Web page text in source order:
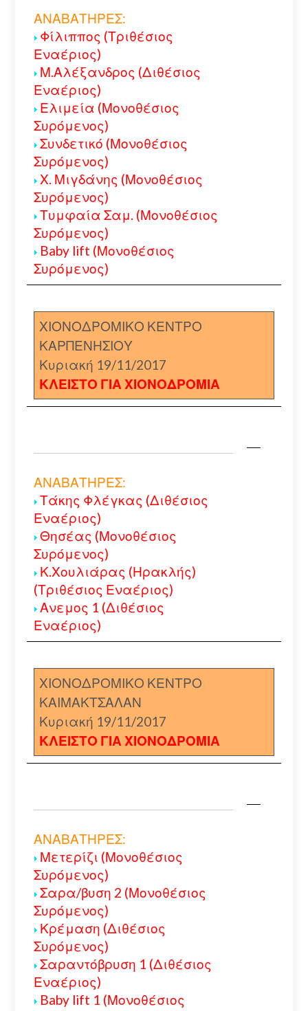
ΑΝΑΒΑΤΗΡΕΣ:
Φίλιππος (Τριθέσιος
Εναέριος)
Μ.Αλέξανδρος (Διθέσιος
Εναέριος)
Ελιμεία (Μονοθέσιος
Συρόμενος)
Συνδετικό (Μονοθέσιος
Συρόμενος)
Χ. Μιγδάνης (Μονοθέσιος
Συρόμενος)
Τυμφαία Σαμ. (Μονοθέσιος
Συρόμενος)
Baby lift (Μονοθέσιος
Συρόμενος)
ΧΙΟΝΟΔΡΟΜΙΚΟ ΚΕΝΤΡΟ
ΚΑΡΠΕΝΗΣΙΟΥ
Κυριακή 19/11/2017
ΚΛΕΙΣΤΟ ΓΙΑ ΧΙΟΝΟΔΡΟΜΙΑ
ΑΝΑΒΑΤΗΡΕΣ:
Τάκης Φλέγκας (Διθέσιος
Εναέριος)
Θησέας (Μονοθέσιος
Συρόμενος)
Κ.Χουλιάρας (Ηρακλής)
(Τριθέσιος Εναέριος)
Ανεμος 1 (Διθέσιος
Εναέριος)
ΧΙΟΝΟΔΡΟΜΙΚΟ ΚΕΝΤΡΟ
ΚΑΙΜΑΚΤΣΑΛΑΝ
Κυριακή 19/11/2017
ΚΛΕΙΣΤΟ ΓΙΑ ΧΙΟΝΟΔΡΟΜΙΑ
ΑΝΑΒΑΤΗΡΕΣ:
Μετερίζι (Μονοθέσιος
Συρόμενος)
Σαρα/βυση 2 (Μονοθέσιος
Συρόμενος)
Κρέμαση (Διθέσιος
Συρόμενος)
Σαραντόβρυση 1 (Διθέσιος
Εναέριος)
Baby lift 1 (Μονοθέσιος